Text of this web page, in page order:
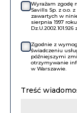
Wyrażam zgodę
Savills Sp. z o.o.
zawartych w
sierpnia 1997
Zgodnie z
świadczeniu
późniejszymi
otrzymywanie
w Warszawie.
Treść